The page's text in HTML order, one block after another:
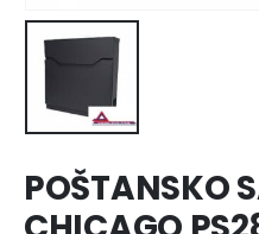
POŠTANSKO